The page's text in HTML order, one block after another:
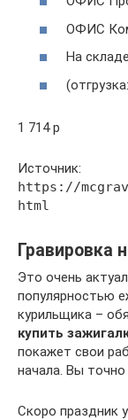
ОФИС
На
1 714 p
Источник:
https://
html
Гравировка
Это очень
популярностью
курильщика –
купить
покажет свои
начала. Вы
Скоро праздник